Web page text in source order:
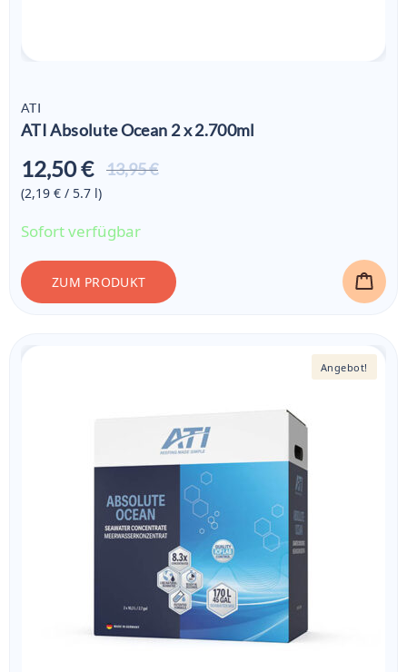
ATI
ATI Absolute Ocean 2 x 2.700ml
13,95 €
12,50 €
Aktueller
(2,19 € / 5.7 l)
Sofort verfügbar
ZUM PRODUKT
Angebot!